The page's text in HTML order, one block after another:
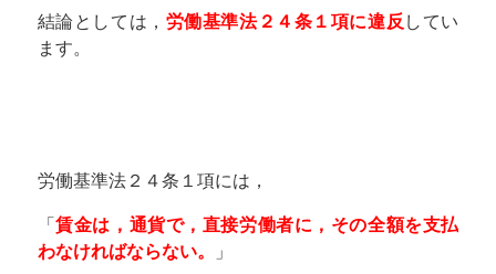
結論としては， 労働基準法２４条１項に違反してい
ます。
労働基準法２４条１項には，
「賃金は，通貨で，直接労働者に，その全額を支払
わなければならない。
」